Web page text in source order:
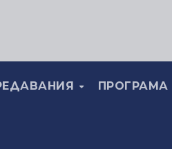
ПРОГРАМА